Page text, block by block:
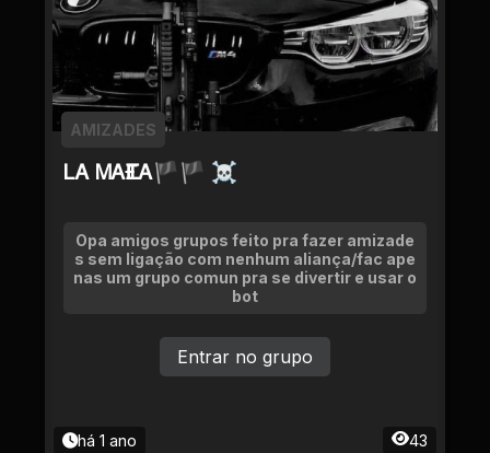
ᏞᎪ ᎷᎪҒᏆᎪ🏴🏴 ☠
AMIZADES
Opa amigos grupos feito pra fazer amizade
s sem ligação com nenhum aliança/fac ape
nas um grupo comun pra se divertir e usar o
bot
há 1 ano 43
Entrar no grupo